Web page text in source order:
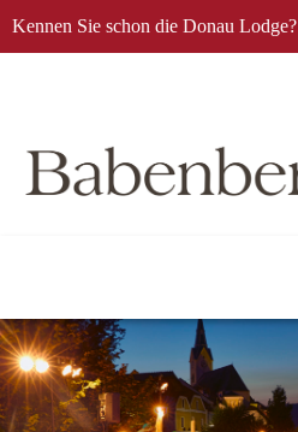
Kennen Sie schon die Donau Lodge?